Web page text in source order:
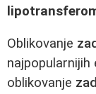
Oblikovanje
oblikovanje